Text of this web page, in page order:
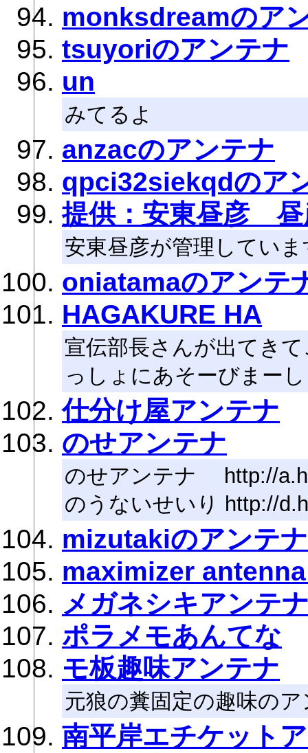
monksdreamのア
tsuyoriのアンテナ
un
みてるよ
anzacのアンテナ
qpci32siekqdのア
提供：安東昼彦 昼
安東昼彦が管理していま
oniatamaのアンテ
HAGAKURE HA
宣伝部長さんが出てき
っしょにあそーびまー
仕分け屋アンテナ
のせアンテナ
のせアンテナ http://
のうないせいり http://
mizutakiのアンテナ
maximizer
メガネシキアンテ
ポラメモあんてな
モ板趣味アンテナ
元狼の糞固定の趣味の
南平岸エチケット